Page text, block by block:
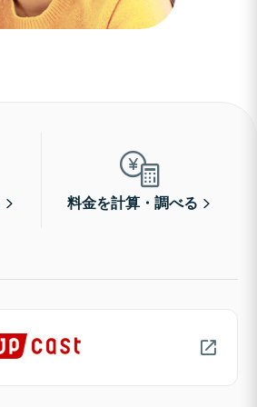
料金を計算・調べる